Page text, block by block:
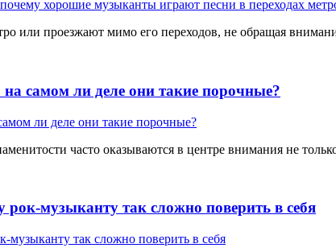
или проезжают мимо его переходов, не обращая
самом ли деле они такие порочные?
часто оказываются в центре внимания не
музыканту так сложно поверить в себя